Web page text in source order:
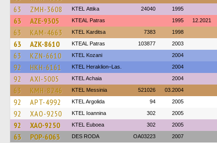
63
ZMH-3608 KΤΕL Αttika 24040 1995
63 AZE-9305 KTEAL Patras 1995 12.2021
63 KAM-4663 ΚΤΕL Karditsa 7383 1998
63 AZK-8610 KTEAL Patras 103877 2003
63 KZN-6610 ΚΤΕL Kozani 2004
92 HKH-6161 KTEL Heraklion–Las. 2004
92 AXI-5005 KTEL Achaia 2004
63 KMH-8246 KTEL Messinia 521026 03.2004
92 APT-4992 KTEL Argolida 94 2005
92 XAO-9250 KTEL Ioannina 302 2005
92 XAO-9250 ΚΤΕL Euboea 302 2005
63 POP-6063 DES RODA OA03223 2007